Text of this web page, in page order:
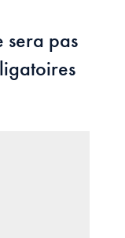
sera pas